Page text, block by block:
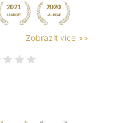
Zobrazit více >>